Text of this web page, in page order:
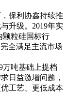
保利协鑫持续推
升级。2019年实
颗粒硅国标行
全满足主流市场
万吨基础上提档
日益激增问题，
工艺、更低成本